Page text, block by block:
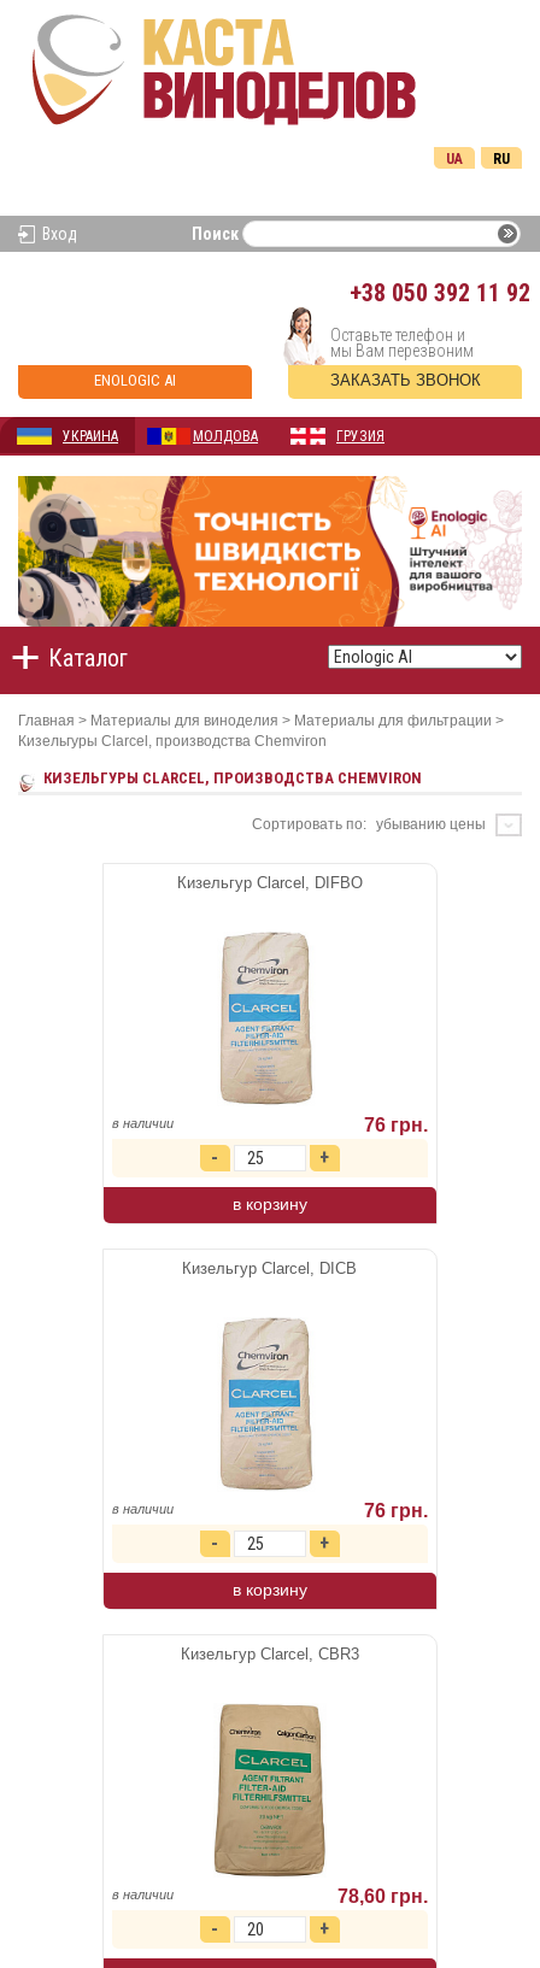
RU
UA
Вход Поиск
+38 050 392 11 92
ENOLOGIC AI
Оставьте телефон и
мы Вам перезвоним
ЗАКАЗАТЬ ЗВОНОК
УКРАИНА МОЛДОВА ГРУЗИЯ
Каталог
Главная > Материалы для виноделия > Материалы для фильтрации >
Кизельгуры Clarcel, производства Chemviron
КИЗЕЛЬГУРЫ CLARCEL, ПРОИЗВОДСТВА CHEMVIRON
Сортировать по: убыванию цены
Кизельгур Clarcel, DIFBO
в наличии 76 грн.
в корзину
Кизельгур Clarcel, DICB
в наличии 76 грн.
в корзину
Кизельгур Clarcel, CBR3
в наличии 78,60 грн.